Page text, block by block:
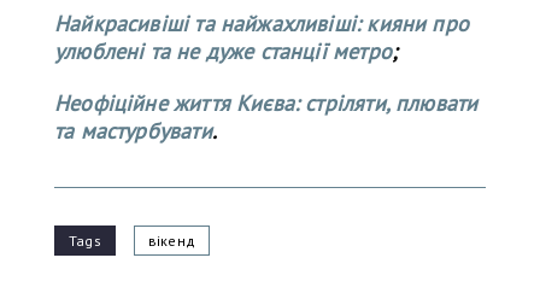
Найкрасивіші та найжахливіші: кияни про
улюблені та не дуже станції метро;
Неофіційне життя Києва: стріляти, плювати
та мастурбувати.
Tags вікенд